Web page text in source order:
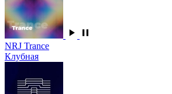
NRJ Trance
Клубная